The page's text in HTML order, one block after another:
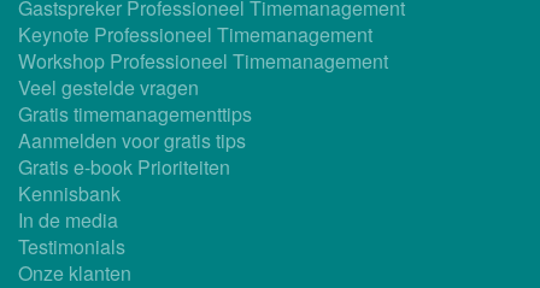
Gastspreker Professioneel Timemanagement
Keynote Professioneel Timemanagement
Workshop Professioneel Timemanagement
Veel gestelde vragen
Gratis timemanagementtips
Aanmelden voor gratis tips
Gratis e-book Prioriteiten
Kennisbank
In de media
Testimonials
Onze klanten